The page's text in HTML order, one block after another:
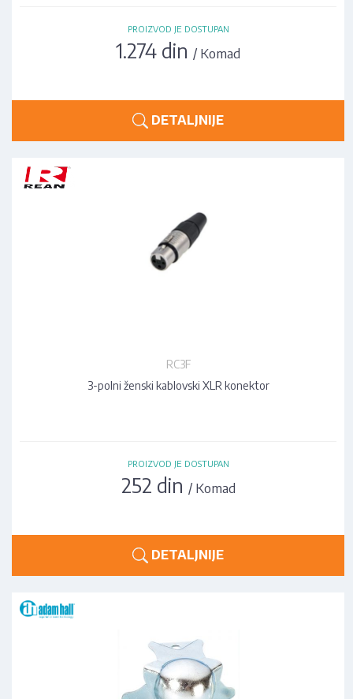
PROIZVOD JE DOSTUPAN
1.274 din / Komad
DETALJNIJE
RC3F
3-polni ženski kablovski XLR konektor
PROIZVOD JE DOSTUPAN
252 din / Komad
DETALJNIJE